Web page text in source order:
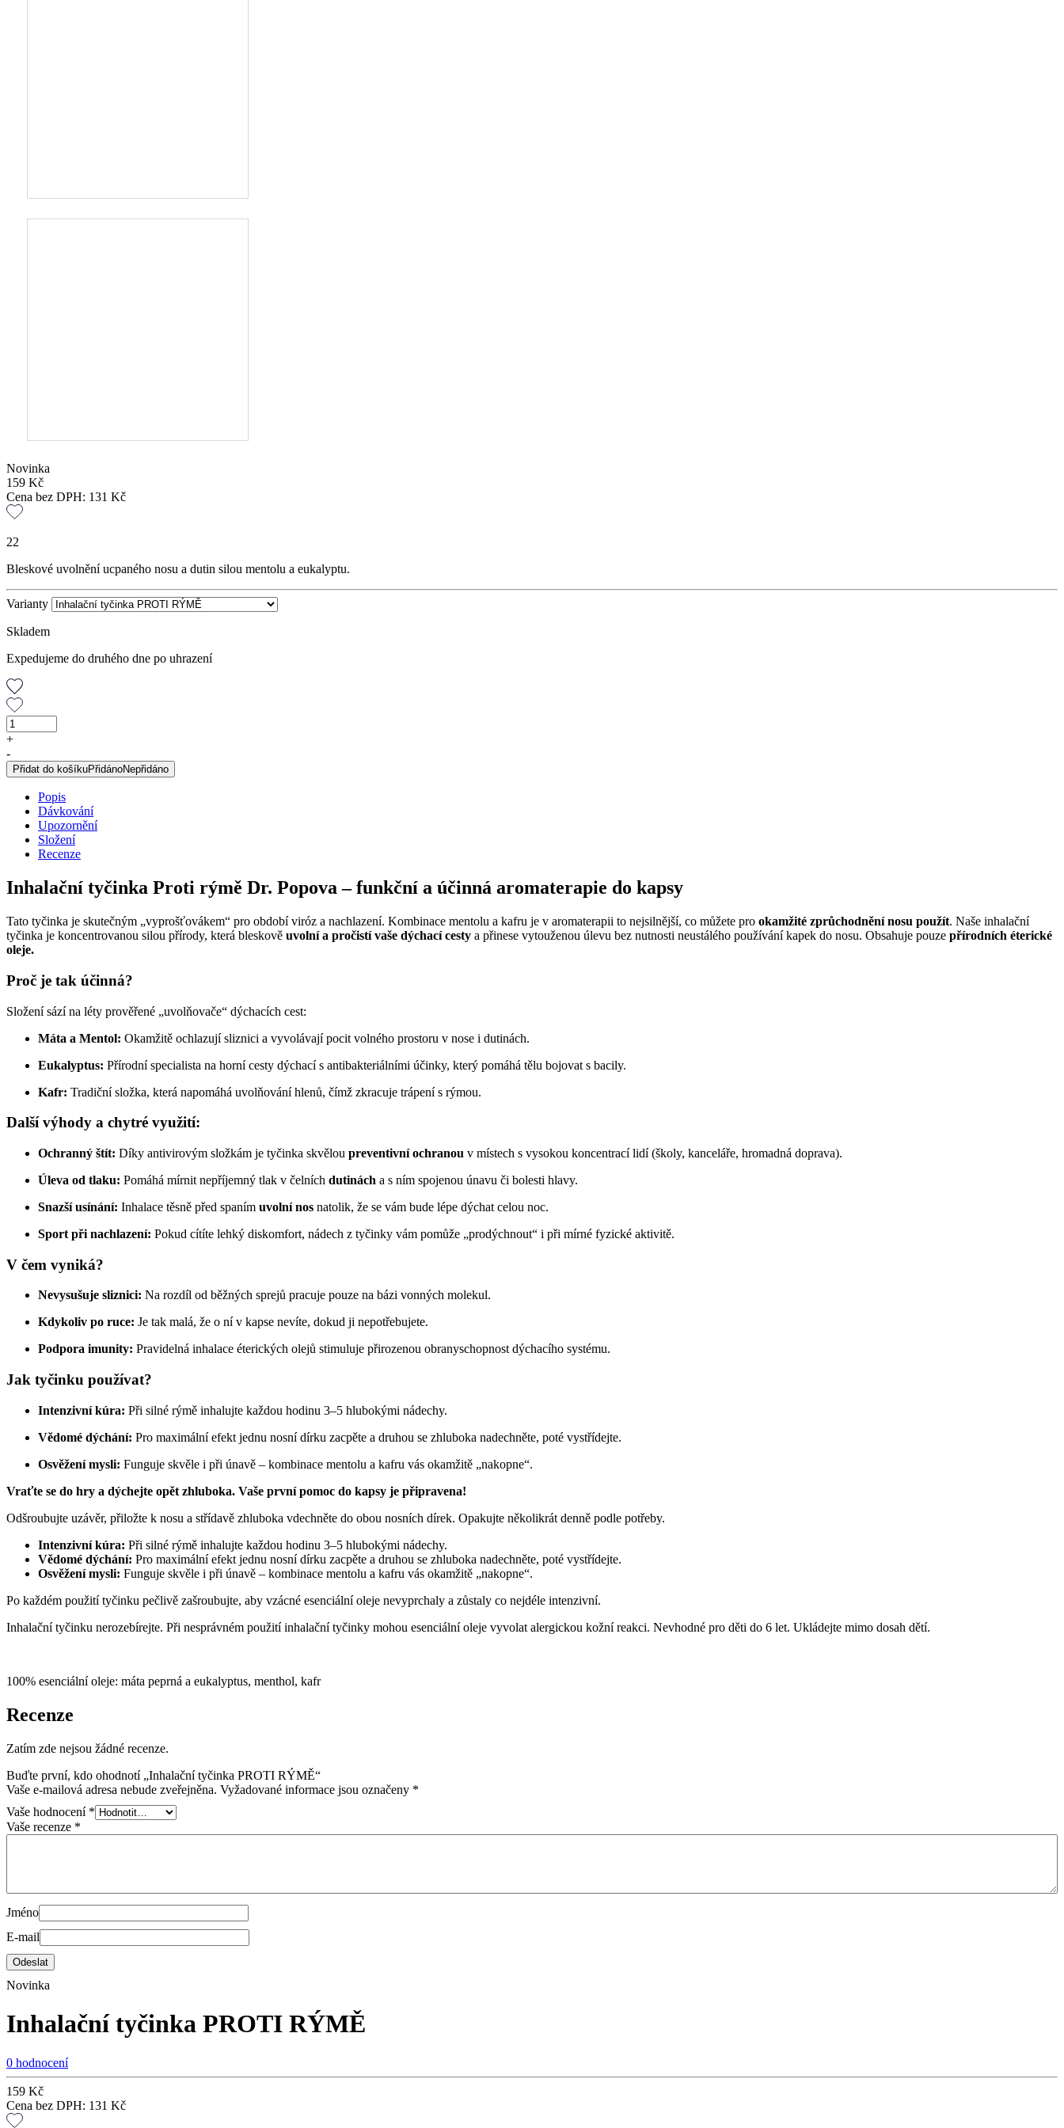
Novinka
159 Kč
Cena bez DPH: 131 Kč
22
Bleskové uvolnění ucpaného nosu a dutin silou mentolu a eukalyptu.
Varianty
Skladem
Expedujeme do druhého dne po uhrazení
Inhalační
tyčinka
RÝMĚ
množství
+
-
Přidat do košíkuPřidánoNepřidáno
Popis
Dávkování
Upozornění
Složení
Recenze
Inhalační tyčinka Proti rýmě Dr. Popova – funkční a účinná aromaterapie do kapsy
Tato tyčinka je skutečným „vyprošťovákem“ pro období viróz a nachlazení. Kombinace mentolu a kafru je v aromaterapii to nejsilnější, co můžete pro okamžité zprůchodnění nosu použít. Naše inhalační
tyčinka je koncentrovanou silou přírody, která bleskově uvolní a pročistí vaše dýchací cesty a přinese vytouženou úlevu bez nutnosti neustálého používání kapek do nosu. Obsahuje pouze přírodních éterické
oleje.
Proč je tak účinná?
Složení sází na léty prověřené „uvolňovače“ dýchacích cest:
Máta a Mentol: Okamžitě ochlazují sliznici a vyvolávají pocit volného prostoru v nose i dutinách.
Eukalyptus: Přírodní specialista na horní cesty dýchací s antibakteriálními účinky, který pomáhá tělu bojovat s bacily.
Kafr: Tradiční složka, která napomáhá uvolňování hlenů, čímž zkracuje trápení s rýmou.
Další výhody a chytré využití:
Ochranný štít: Díky antivirovým složkám je tyčinka skvělou preventivní ochranou v místech s vysokou koncentrací lidí (školy, kanceláře, hromadná doprava).
Úleva od tlaku: Pomáhá mírnit nepříjemný tlak v čelních dutinách a s ním spojenou únavu či bolesti hlavy.
Snazší usínání: Inhalace těsně před spaním uvolní nos natolik, že se vám bude lépe dýchat celou noc.
Sport při nachlazení: Pokud cítíte lehký diskomfort, nádech z tyčinky vám pomůže „prodýchnout“ i při mírné fyzické aktivitě.
V čem vyniká?
Nevysušuje sliznici: Na rozdíl od běžných sprejů pracuje pouze na bázi vonných molekul.
Kdykoliv po ruce: Je tak malá, že o ní v kapse nevíte, dokud ji nepotřebujete.
Podpora imunity: Pravidelná inhalace éterických olejů stimuluje přirozenou obranyschopnost dýchacího systému.
Jak tyčinku používat?
Intenzivní kúra: Při silné rýmě inhalujte každou hodinu 3–5 hlubokými nádechy.
Vědomé dýchání: Pro maximální efekt jednu nosní dírku zacpěte a druhou se zhluboka nadechněte, poté vystřídejte.
Osvěžení mysli: Funguje skvěle i při únavě – kombinace mentolu a kafru vás okamžitě „nakopne“.
Vraťte se do hry a dýchejte opět zhluboka. Vaše první pomoc do kapsy je připravena!
Odšroubujte uzávěr, přiložte k nosu a střídavě zhluboka vdechněte do obou nosních dírek. Opakujte několikrát denně podle potřeby.
Intenzivní kúra: Při silné rýmě inhalujte každou hodinu 3–5 hlubokými nádechy.
Vědomé dýchání: Pro maximální efekt jednu nosní dírku zacpěte a druhou se zhluboka nadechněte, poté vystřídejte.
Osvěžení mysli: Funguje skvěle i při únavě – kombinace mentolu a kafru vás okamžitě „nakopne“.
Po každém použití tyčinku pečlivě zašroubujte, aby vzácné esenciální oleje nevyprchaly a zůstaly co nejdéle intenzivní.
Inhalační tyčinku nerozebírejte. Při nesprávném použití inhalační tyčinky mohou esenciální oleje vyvolat alergickou kožní reakci. Nevhodné pro děti do 6 let. Ukládejte mimo dosah dětí.
100% esenciální oleje: máta peprná a eukalyptus, menthol, kafr
Recenze
Zatím zde nejsou žádné recenze.
Buďte první, kdo ohodnotí „Inhalační tyčinka PROTI RÝMĚ“
Vaše e-mailová adresa nebude zveřejněna. Vyžadované informace jsou označeny *
Vaše hodnocení *
Vaše recenze *
Jméno
E-mail
Novinka
Inhalační tyčinka PROTI RÝMĚ
0 hodnocení
159 Kč
Cena bez DPH: 131 Kč